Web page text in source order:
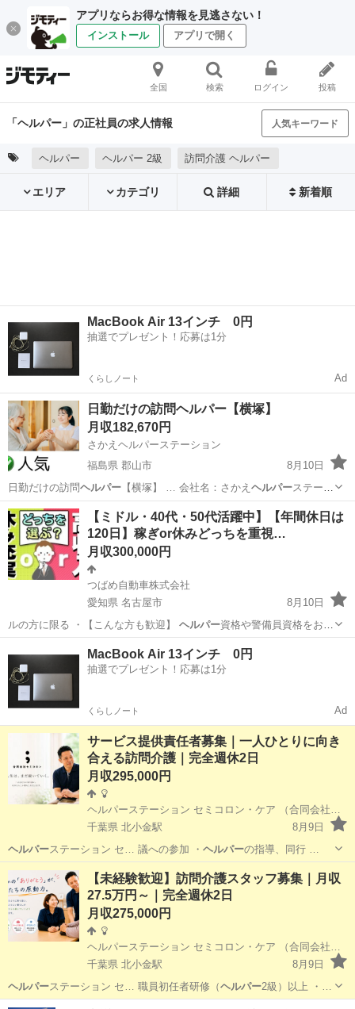
アプリならお得な情報を見逃さない！
インストール アプリで開く
全国 検索 ログイン 投稿
「ヘルパー」の正社員の求人情報 人気キーワード
ヘルパー ヘルパー 2級 訪問介護 ヘルパー
エリア カテゴリ 詳細 新着順
MacBook Air 13インチ 0円
抽選でプレゼント！応募は1分
くらしノート Ad
日勤だけの訪問ヘルパー【横塚】
月収182,670円
さかえヘルパーステーション
福島県 郡山市
8月10日
日勤だけの訪問ヘルパー 【横塚】 … 会社名：さかえ ヘルパーステーシ
ョン …
福島 郡山市 ホームヘルパー
【ミドル・40代・50代活躍中】【年間休日は
120日】稼ぎor休みどっちを重視…
月収300,000円
つばめ自動車株式会社
愛知県 名古屋市
8月10日
ルの方に限る ・【こんな方も歓迎】 ヘルパー資格や警備員資格をお持
ちの方【仕事内…
MacBook Air 13インチ 0円
抽選でプレゼント！応募は1分
くらしノート Ad
サービス提供責任者募集｜一人ひとりに向き
合える訪問介護｜完全週休2日
月収295,000円
ヘルパーステーション セミコロン・ケア （合同会社セミコロン）
千葉県 北小金駅
8月9日
ヘルパーステーション セ… 議への参加 ・ ヘルパーの指導、同行 …
千葉 松戸市 北小金駅 ホームヘルパー
【未経験歓迎】訪問介護スタッフ募集｜月収
27.5万円～｜完全週休2日
月収275,000円
千葉県 北小金駅
8月9日
ヘルパーステーション セ… 職員初任者研修（ヘルパー2級）以上 ・…